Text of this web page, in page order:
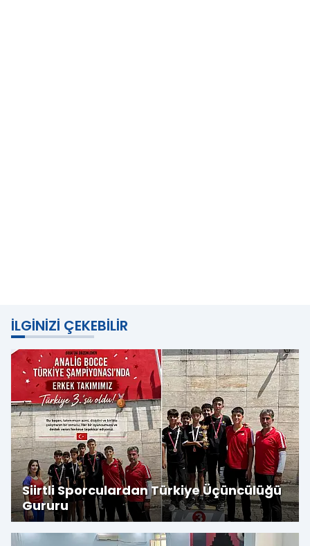
İLGINIZI ÇEKEBILIR
Siirtli Sporculardan Türkiye Üçüncülüğü
Gururu